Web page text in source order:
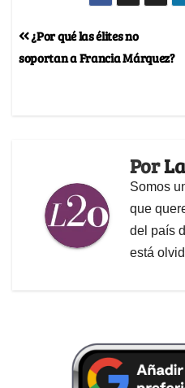
¿Por qué las élites no
soportan a Francia Márquez?
Por
Somos
que
del país
está